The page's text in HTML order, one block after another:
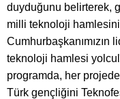
duyduğunu belirterek,
milli teknoloji
teknoloji hamlesi
programda, her
Türk gençliğini